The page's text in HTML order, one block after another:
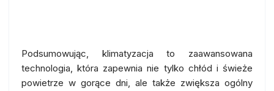
Podsumowując, klimatyzacja to zaawansowana
technologia, która zapewnia nie tylko chłód i świeże
powietrze w gorące dni, ale także zwiększa ogólny